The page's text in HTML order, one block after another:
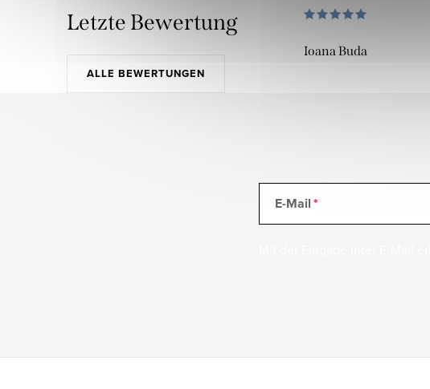
Letzte Bewertung
ALLE BEWERTUNGEN
Ioana Buda
E-Mail